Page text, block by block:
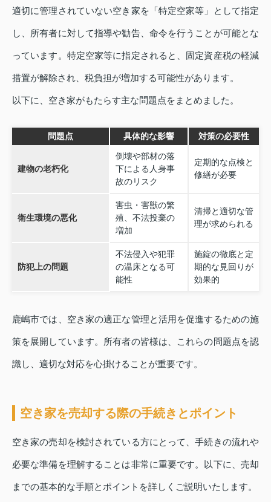
適切に管理されていない空き家を「特定空家等」として指定
し、所有者に対して指導や勧告、命令を行うことが可能とな
っています。特定空家等に指定されると、固定資産税の軽減
措置が解除され、税負担が増加する可能性があります。
以下に、空き家がもたらす主な問題点をまとめました。
問題点 具体的な影響 対策の必要性
建物の老朽化
倒壊や部材の落
下による人身事
故のリスク
定期的な点検と
修繕が必要
衛生環境の悪化
害虫・害獣の繁
殖、不法投棄の
増加
清掃と適切な管
理が求められる
防犯上の問題
不法侵入や犯罪
の温床となる可
能性
施錠の徹底と定
期的な見回りが
効果的
鹿嶋市では、空き家の適正な管理と活用を促進するための施
策を展開しています。所有者の皆様は、これらの問題点を認
識し、適切な対応を心掛けることが重要です。
空き家を売却する際の手続きとポイント
空き家の売却を検討されている方にとって、手続きの流れや
必要な準備を理解することは非常に重要です。以下に、売却
までの基本的な手順とポイントを詳しくご説明いたします。